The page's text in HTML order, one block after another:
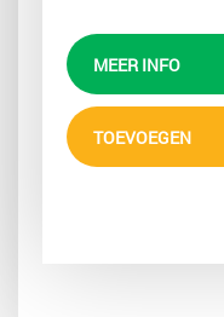
MEER INFO
TOEVOEGEN